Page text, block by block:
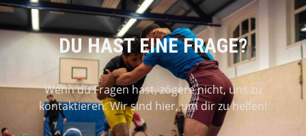
DU HAST EINE FRAGE?
Wenn du Fragen hast, zögere nicht, uns zu
kontaktieren. Wir sind hier, um dir zu helfen!